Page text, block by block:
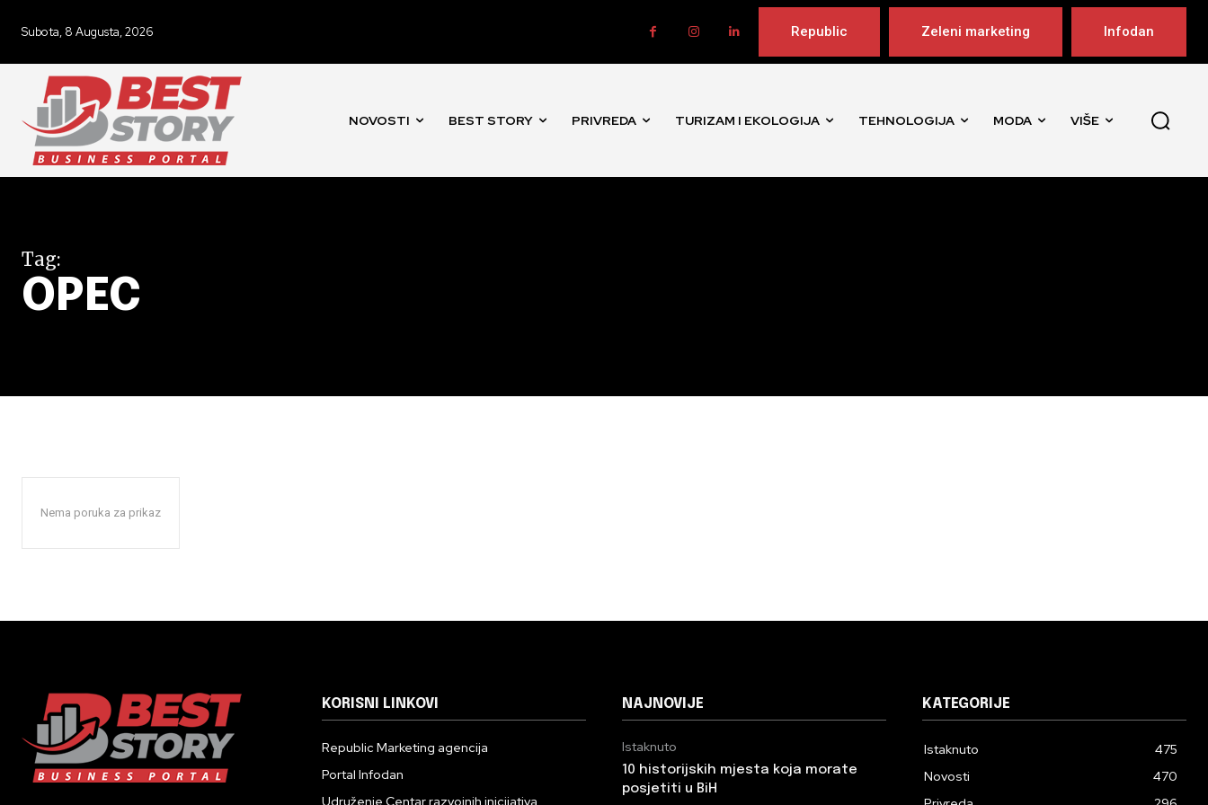
Subota, 8 Augusta, 2026 Republic Zeleni marketing Infodan
NOVOSTI BEST STORY PRIVREDA TURIZAM I EKOLOGIJA TEHNOLOGIJA MODA VIŠE
Tag:
OPEC
Nema poruka za prikaz
KORISNI LINKOVI
Republic Marketing agencija
Portal Infodan
Udruženje Centar razvojnih inicijativa
NAJNOVIJE
Istaknuto
10 historijskih mjesta koja morate
posjetiti u BiH
KATEGORIJE
Istaknuto
475
Novosti
470